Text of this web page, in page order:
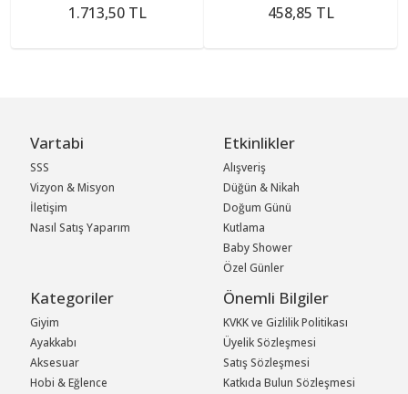
1.713,50 TL 458,85 TL
Vartabi
SSS
Vizyon & Misyon
İletişim
Nasıl Satış Yaparım
Etkinlikler
Alışveriş
Düğün & Nikah
Doğum Günü
Kutlama
Baby Shower
Özel Günler
Kategoriler
Giyim
Ayakkabı
Aksesuar
Hobi & Eğlence
Önemli Bilgiler
KVKK ve Gizlilik Politikası
Üyelik Sözleşmesi
Satış Sözleşmesi
Katkıda Bulun Sözleşmesi